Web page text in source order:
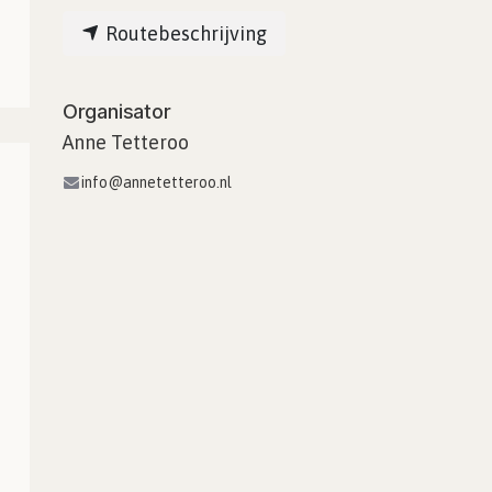
Routebeschrijving
Organisator
Anne Tetteroo
info@annetetteroo.nl